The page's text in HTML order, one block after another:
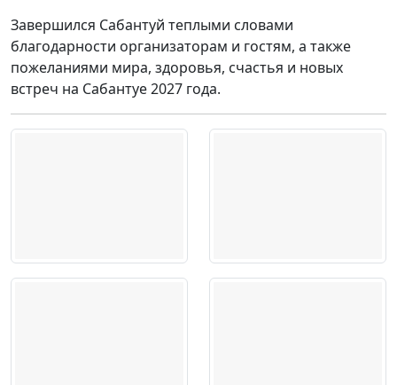
Завершился Сабантуй теплыми словами
благодарности организаторам и гостям, а также
пожеланиями мира, здоровья, счастья и новых
встреч на Сабантуе 2027 года.